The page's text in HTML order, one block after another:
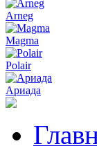
Arneg
Magma
Polair
Ариада